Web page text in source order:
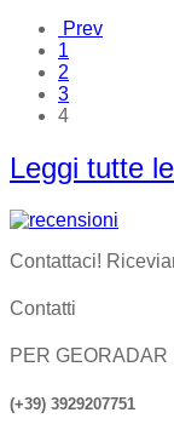
Prev
1
2
3
4
Leggi tutte
Contattaci!
Contatti
PER GEORADAR
(+39) 3929207751